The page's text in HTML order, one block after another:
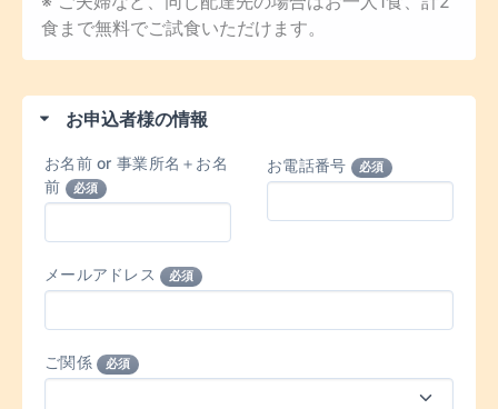
食まで無料でご試食いただけます。
お申込者様の情報
お名前 or 事業所名＋お名
前
必須
お電話番号 必須
メールアドレス 必須
ご関係 必須